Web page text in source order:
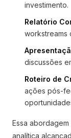
investimento.
Relatório
workstreams
discussões
Roteiro de
ações pós-
Essa
analítica